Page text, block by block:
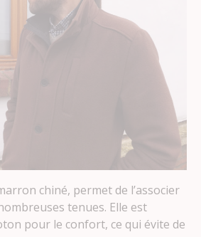
chiné, permet de l’associer
tenues. Elle est
pour le confort, ce qui évite de